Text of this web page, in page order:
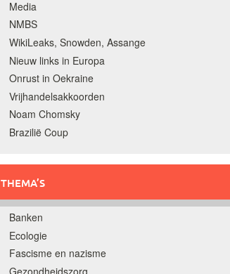
Media
NMBS
WikiLeaks, Snowden, Assange
Nieuw links in Europa
Onrust in Oekraine
Vrijhandelsakkoorden
Noam Chomsky
Brazilië Coup
THEMA’S
Banken
Ecologie
Fascisme en nazisme
Gezondheidszorg